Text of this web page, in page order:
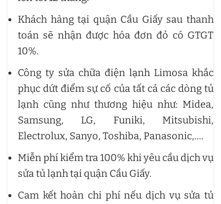
Khách hàng tại quận Cầu Giấy sau thanh
toán sẽ nhận được hóa đơn đỏ có GTGT
10%.
Công ty sửa chữa điện lạnh Limosa khắc
phục dứt điểm sự cố của tất cả các dòng tủ
lạnh cũng như thương hiệu như: Midea,
Samsung, LG, Funiki, Mitsubishi,
Electrolux, Sanyo, Toshiba, Panasonic,….
Miễn phí kiểm tra 100% khi yêu cầu dịch vụ
sửa tủ lạnh tại quận Cầu Giấy.
Cam kết hoàn chi phí nếu dịch vụ sửa tủ